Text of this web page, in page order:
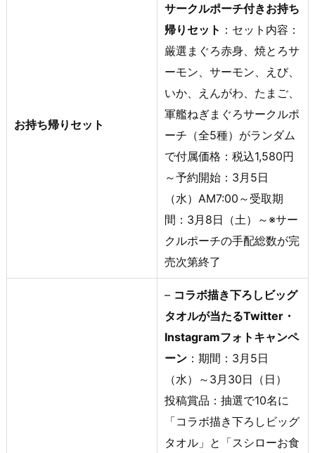
お持ち帰りセット
サークルポーチ付きお持ち
帰りセット ：セット内容：
厳選まぐろ赤身、焼とろサ
ーモン、サーモン、えび、
いか、えんがわ、たまご、
軍艦ねぎまぐろサークルポ
ーチ（全5種）がランダム
で付属価格：税込1,580円
～予約開始：3月5日
（水）AM7:00～受取期
間：3月8日（土）～※サー
クルポーチの手配総数が完
売次第終了
– コラボ描き下ろしビッグ
タオルが当たるTwitter・
Instagramフォトキャンペ
ーン ：期間：3月5日
（水）～3月30日（日）
投稿賞品：抽選で10名に
「コラボ描き下ろしビッグ
タオル」と「スシローお食